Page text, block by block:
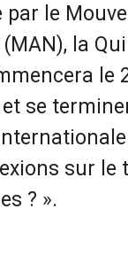
par le
la
le
se
sur le
? ».